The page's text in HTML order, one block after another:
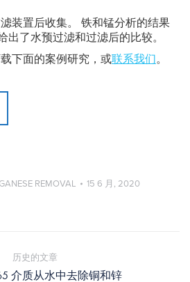
装置后收集。 铁和锰分析的结果
出了水预过滤和过滤后的比较。
下面的案例研究，或联系我们。
REMOVAL 15 6 月, 2020
历史的文章
历
介质从水中去除铜和锌